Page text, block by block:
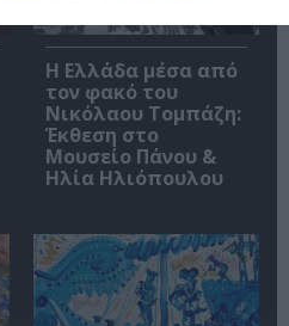
Η Ελλάδα μέσα από
τον φακό του
Νικόλαου Τομπάζη:
Έκθεση στο
Μουσείο Πάνου &
Ηλία Ηλιόπουλου